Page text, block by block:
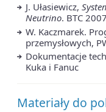
J. Ułasiewicz,
Neutrino. BTC 2007
W. Kaczmarek.
przemysłowych,
Dokumentacje
Kuka i Fanuc
Materiały do